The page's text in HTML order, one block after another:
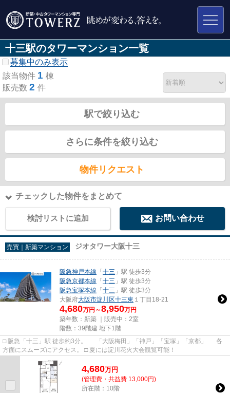
十三駅のタワーマンション一覧
募集中のみ表示
該当物件 1 棟
販売数 2 件
駅で絞り込む
さらに条件を絞り込む
物件リクエスト
チェックした物件をまとめて
検討リストに追加 お問い合わせ
売買｜新築マンション ジオタワー大阪十三
阪急神戸本線 「 十三 」駅 徒歩3分
阪急京都本線 「 十三 」駅 徒歩3分
阪急宝塚本線 「 十三 」駅 徒歩3分
大阪府大阪市淀川区十三東 １丁目18-21
4,680万円～8,950万円
築年数：新築 ｜販売中： 2室
階数：39階建 地下1階
□ 阪急「十三」駅 徒歩約3分。 「大阪梅田」「神戸」「宝塚」「京都」 各
方面にスムーズにアクセス。 □ 夏には淀川花火大会観覧可能！
4,680万円
(管理費・共益費 13,000円)
所在階：10階